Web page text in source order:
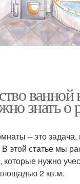
знать о
– это задача,
этой статье мы
нужно
2 кв.м.